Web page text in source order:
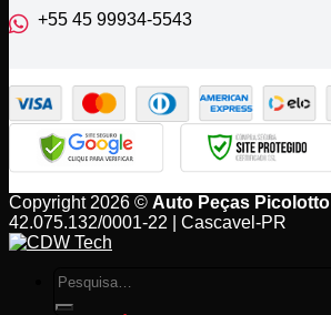
+55 45 99934‑5543‬
Copyright 2026 © Auto Peças Picolotto
42.075.132/0001-22 | Cascavel-PR
Pesquisar
por: